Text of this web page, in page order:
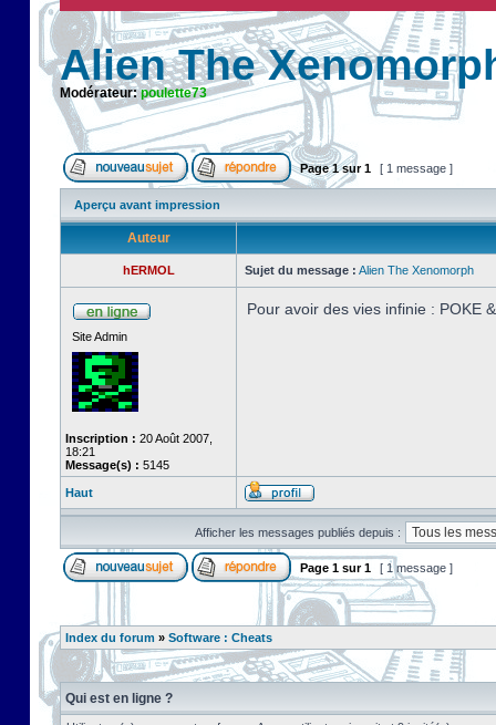
Alien The
Modérateur:poulette73
Page1sur1 [ 1 message ]
Aperçu avant impression
Auteur
hERMOL Sujet du message : Alien The Xenomorph
Site Admin
Inscription : 20 Août 2007,
18:21
Message(s) : 5145
Pour avoir des vies infinie : POKE
Haut
Afficher les messages publiés depuis :
Page 1 sur1 [ 1 message ]
Index du forum » Software : Cheats
Qui est en ligne ?